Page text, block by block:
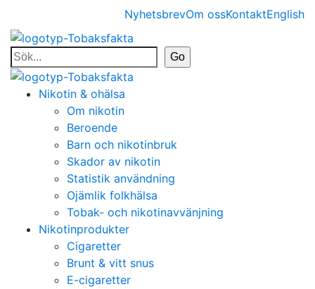
NyhetsbrevOm ossKontaktEnglish
Nikotin & ohälsa
Om nikotin
Beroende
Barn och nikotinbruk
Skador av nikotin
Statistik användning
Ojämlik folkhälsa
Tobak- och nikotinavvänjning
Nikotinprodukter
Cigaretter
Brunt & vitt snus
E-cigaretter